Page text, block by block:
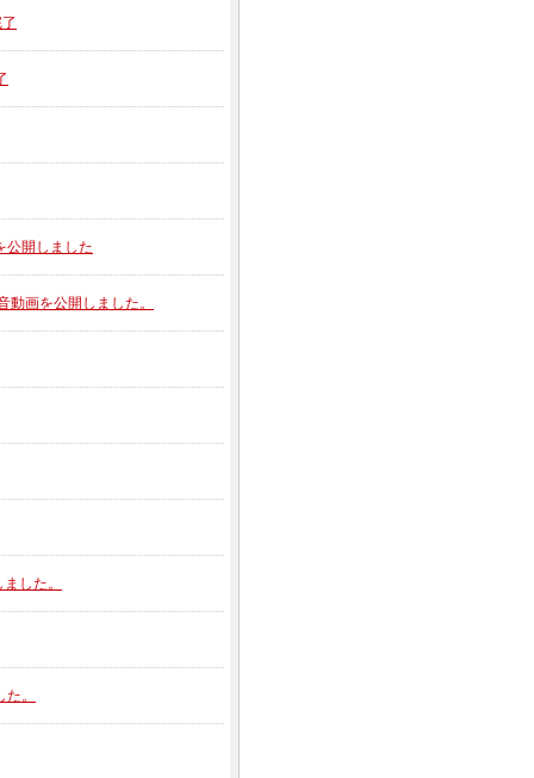
公開しました
画を公開しました。
した。
。